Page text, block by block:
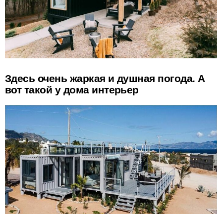
Здесь очень жаркая и душная погода. А
вот такой у дома интерьер